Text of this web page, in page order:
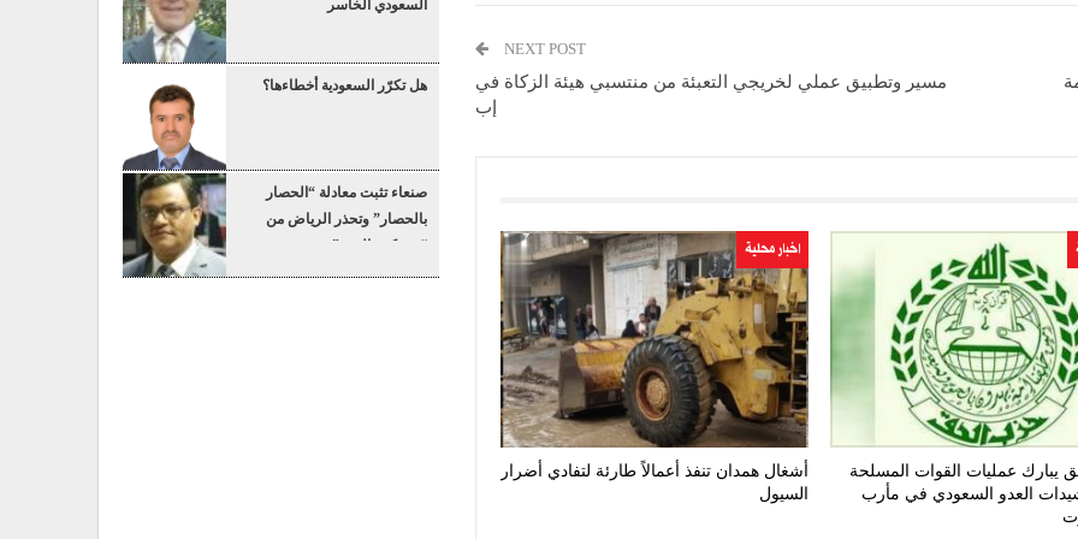
NEXT POST
مسير وتطبيق عملي لخريجي التعبئة من منتسبي هيئة الزكاة في
إب
يبارك عمليات القوات المسلحة
العدو السعودي في مأرب
اخبار محلية
أشغال همدان تنفذ أعمالاً طارئة لتفادي أضرار
السيول
السعودي الخاسر
هل تكرّر السعودية أخطاءها؟
صنعاء تثبت معادلة “الحصار
بالحصار” وتحذر الرياض من
“عسكرة البحر”